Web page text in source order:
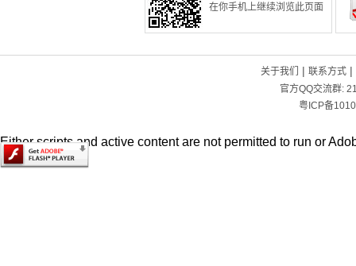
在你手机上继续浏览此页面
关于我们 | 联系方式|
官方QQ交流群:
粤ICP备
Either scripts and active content are not permitted to run or